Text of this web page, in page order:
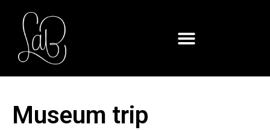
Museum trip